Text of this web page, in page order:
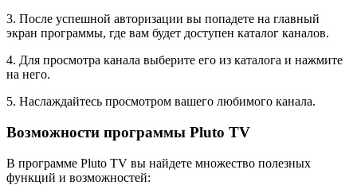
3. После успешной авторизации вы попадете на главный
экран программы, где вам будет доступен каталог каналов.
4. Для просмотра канала выберите его из каталога и нажмите
на него.
5. Наслаждайтесь просмотром вашего любимого канала.
Возможности программы Pluto TV
В программе Pluto TV вы найдете множество полезных
функций и возможностей: